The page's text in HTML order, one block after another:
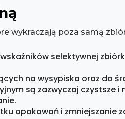
wykraczają poza samą
selektywnej
na wysypiska oraz do
są zazwyczaj czystsze i
opakowań i zmniejszanie